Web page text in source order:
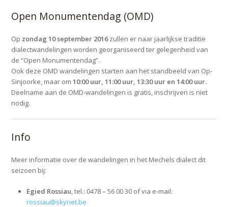
Open Monumentendag (OMD)
Op zondag 10 september 2016zullen er naar jaarlijkse traditie
dialect­wandelingen worden georganiseerd ter gelegenheid van
de “Open Monumentendag”.
Ook deze OMD wandelingen starten aan het standbeeld van Op-
Sin­joorke, maar om10:00 uur, 11:00 uur, 13:30 uur en 14:00 uur.
Deelname aan de OMD-wandelingen is gratis, inschrijven is niet
nodig.
Info
Meer informatie over de wandelingen in het Mechels dialect dit
sei­zoen bij:
Egied Rossiau , tel.: 0478 – 56 00 30 of via e-mail:
rossiau@skynet.be